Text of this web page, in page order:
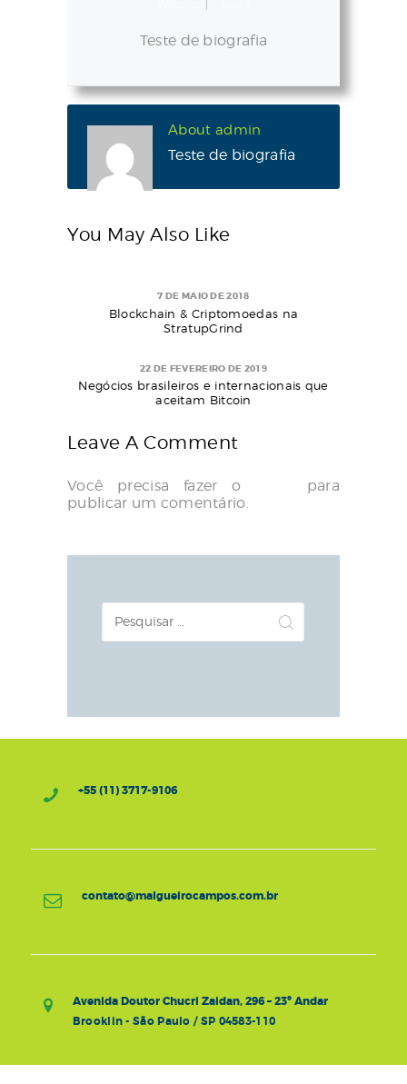
Teste de biografia
About admin
Teste de biografia
You May Also Like
7 DE MAIO DE 2018
Blockchain & Criptomoedas na
StratupGrind
22 DE FEVEREIRO DE 2019
Negócios brasileiros e internacionais que
aceitam Bitcoin
Leave A Comment
Você precisa fazer o
para
publicar um comentário.
por:
+55 (11) 3717-9106
contato@malgueirocampos.com.br
Avenida Doutor Chucri Zaidan, 296 – 23º Andar
Brooklin - São Paulo / SP 04583-110